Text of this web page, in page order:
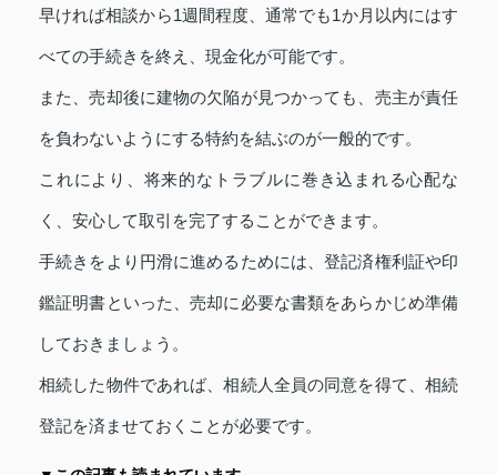
早ければ相談から1週間程度、通常でも1か月以内にはす
べての手続きを終え、現金化が可能です。
また、売却後に建物の欠陥が見つかっても、売主が責任
を負わないようにする特約を結ぶのが一般的です。
これにより、将来的なトラブルに巻き込まれる心配な
く、安心して取引を完了することができます。
手続きをより円滑に進めるためには、登記済権利証や印
鑑証明書といった、売却に必要な書類をあらかじめ準備
しておきましょう。
相続した物件であれば、相続人全員の同意を得て、相続
登記を済ませておくことが必要です。